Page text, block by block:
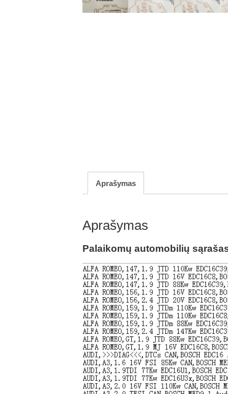
Aprašymas
Aprašymas
Palaikomų automobilių